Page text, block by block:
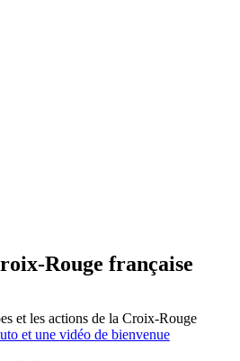
Rouge française
et les actions de la Croix‑Rouge
et une vidéo de bienvenue